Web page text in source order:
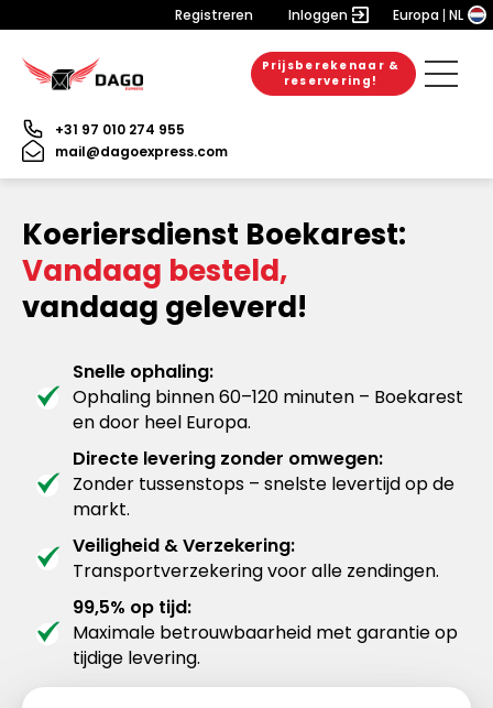
Registreren Inloggen Europa NL
Prijsberekenaar &
reservering!
+31 97 010 274 955
mail@dagoexpress.com
Koeriersdienst Boekarest:
Vandaag besteld,
vandaag geleverd!
Snelle ophaling:
Ophaling binnen 60–120 minuten – Boekarest
en door heel Europa.
Directe levering zonder omwegen:
Zonder tussenstops – snelste levertijd op de
markt.
Veiligheid & Verzekering:
Transportverzekering voor alle zendingen.
99,5% op tijd:
Maximale betrouwbaarheid met garantie op
tijdige levering.